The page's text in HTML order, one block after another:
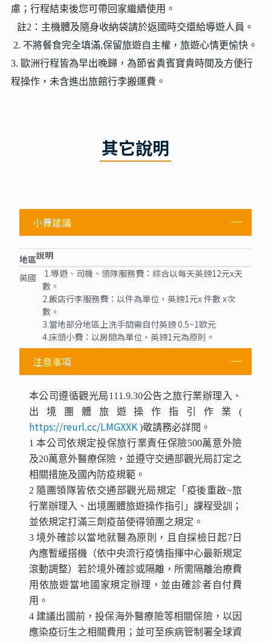
慮；行程結束後您可帶回家繼續使用。
註2：主機體及隨身收納袋請於返國時交還給導遊人員。
2. 不將餐食完全填滿,保留旅遊自主權，旅遊心情更愉快。
3. 歐洲行程皆為早出晚歸，為節省貴賓寶貴時間及方便行
程操作，未含進出旅館行李搬運費。
其它說明
小費建議
地區說明
英國
1.導遊、司機、領隊服務費：綜合以每天英鎊12元x天
數。
2.飯店行李服務費：以件為單位，英鎊1元x 件數 x次
數。
3.當地部分地區上洗手間需自付英鎊 0.5~1歐元
4.床頭小費：以房間為單位，英鎊1元為原則。
注意事項
本公司遵循觀光局111.9.30公告之旅行業辦理入、
出境團體旅遊操作指引作業(
https://reurl.cc/LMGXXK)敬請務必詳閱。
1 本公司依規定投保旅行業責任保險500萬意外險
及20萬意外醫療保險，並遵守交通部觀光局訂定之
相關措施及國內防疫規範。
2 隨團領隊皆依交通部觀光局規定「疫後重啟~旅
行業辦理入、出境團體旅遊操作指引」課程受訓；
並依規定打滿三劑疫苗使得領團之規定。
3 境外確診以當地就醫為原則，且自採檢日起7日
內應暫緩搭機（依中央流行疫情指揮中心最新規定
滾動調整）若於境外確診或隔離，所需隔離治療費
用依旅遊當地國家規定辦理，並由確診者自付費
用。
4 建議出國前，投保海外醫療險等相關保險，以因
應染疫衍生之相關費用；並可至疾病管制署全球資